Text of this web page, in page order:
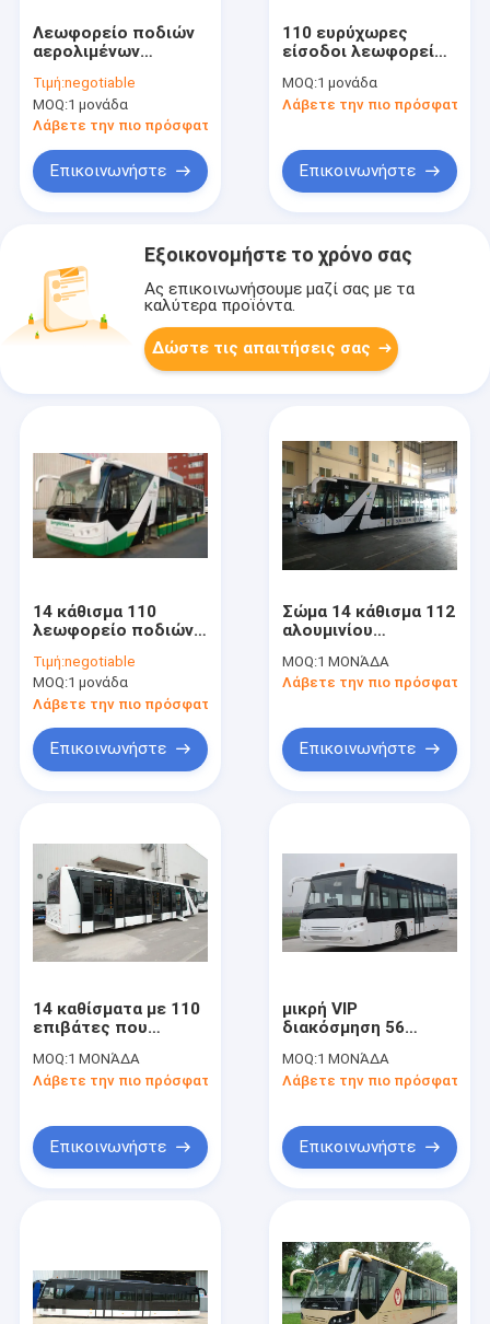
Περίπου εμείς
Λεωφορείο ποδιών
αερολιμένων
diesel έξι πορτών
Τιμή:negotiable
MOQ:1 μονάδα
Λάβετε την πιο πρόσφατη τιμή
Επικοινωνήστε
110 ευρύχωρες
είσοδοι λεωφορείων
οχημάτων πυκνών
δρομολογίων
MOQ:1 μονάδα
Λάβετε την πιο πρόσφατη
Επικοινωνήστε
Εξοικονομήστε το χρόνο σας
Ας επικοινωνήσουμε μαζί σας με τα
καλύτερα προϊόντα.
Δώστε τις απαιτήσεις σας
14 κάθισμα 110
λεωφορείο ποδιών
χωρητικότητας
επιβατών
Τιμή:negotiable
MOQ:1 μονάδα
Λάβετε την πιο πρόσφατη τιμή
Επικοινωνήστε
Σώμα 14 κάθισμα 112
αλουμινίου
αερολιμένων
χωρητικότητας
MOQ:1 ΜΟΝΆΔΑ
Λάβετε την πιο πρόσφατη
Επικοινωνήστε
14 καθίσματα με 110
επιβάτες που
περιοχή για το
λεωφορείο ποδιών
MOQ:1 ΜΟΝΆΔΑ
Λάβετε την πιο πρόσφατη τιμή
Επικοινωνήστε
μικρή VIP
διακόσμηση 56
αερολιμένων
επιβατών επιβάτες
MOQ:1 ΜΟΝΆΔΑ
Λάβετε την πιο πρόσφατη
Επικοινωνήστε